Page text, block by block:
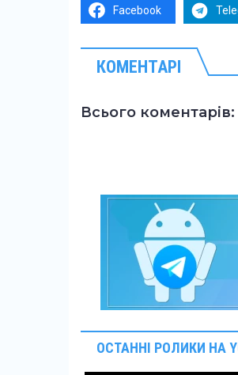
Facebook
КОМЕНТАРІ
Всього коментарів:
ОСТАННІ РОЛИКИ НА